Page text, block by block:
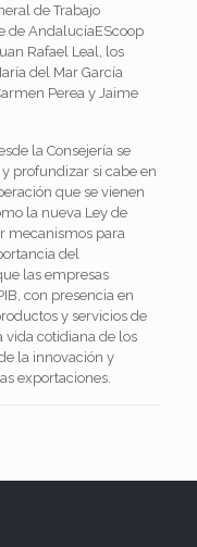
de Trabajo
de AndalucíaEScoop
Rafael Leal, los
del Mar García
Perea y Jaime
la Consejería se
profundizar si cabe en
que se vienen
la nueva Ley de
mecanismos para
del
las empresas
con presencia en
y servicios de
cotidiana de los
la innovación y
exportaciones.